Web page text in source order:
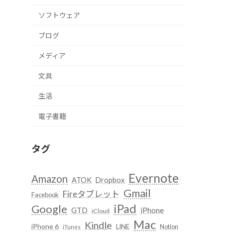
ソフトウェア
ブログ
メディア
文具
生活
電子書籍
タグ
Amazon ATOK Dropbox Evernote
Facebook Fireタブレット Gmail
Google GTD iCloud iPad iPhone
iPhone 6 iTunes Kindle LINE Mac Notion